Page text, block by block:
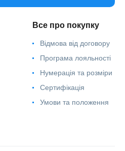
Все про покупку
Відмова від договору
Програма лояльності
Нумерація та розміри
Сертифікація
Умови та положення